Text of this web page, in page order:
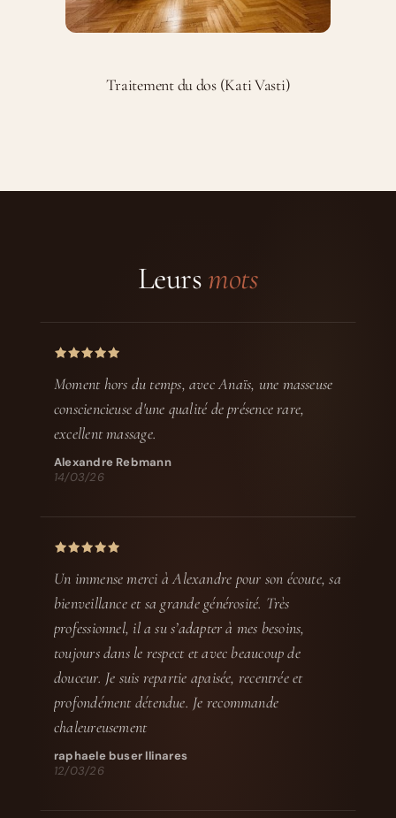
Traitement du dos (Kati Vasti)
Leursmots
Moment hors du temps, avec Anaïs, une masseuse
consciencieuse d'une qualité de présence rare,
excellent massage.
Alexandre Rebmann
14/03/26
Un immense merci à Alexandre pour son écoute, sa
bienveillance et sa grande générosité. Très
professionnel, il a su s’adapter à mes besoins,
toujours dans le respect et avec beaucoup de
douceur. Je suis repartie apaisée, recentrée et
profondément détendue. Je recommande
chaleureusement
raphaele buser llinares
12/03/26